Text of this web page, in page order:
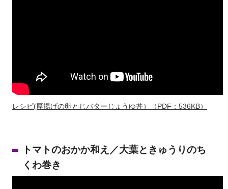
レシピ(厚揚げの卵とじバターじょうゆ丼）（PDF：536KB）
トマトのおかか和え／大葉ときゅうりのち
くわ巻き